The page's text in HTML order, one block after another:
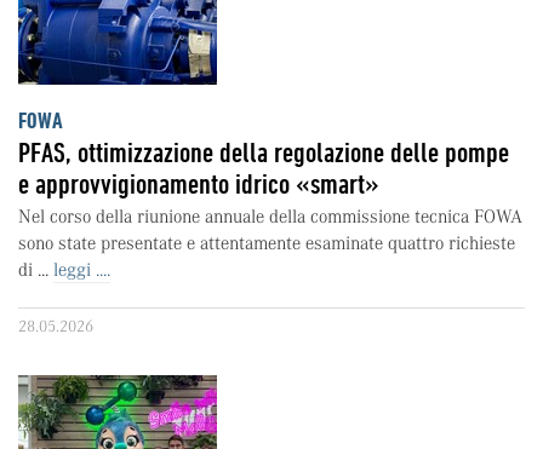
FOWA
PFAS, ottimizzazione della regolazione delle pompe
e approvvigionamento idrico «smart»
Nel corso della riunione annuale della commissione tecnica FOWA
sono state presentate e attentamente esaminate quattro richieste
di ... leggi ....
28.05.2026